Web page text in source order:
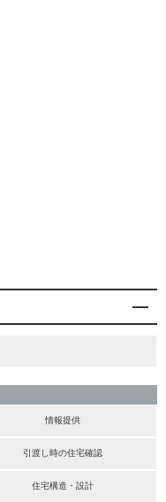
情報提供
引渡し時の住宅確認
住宅構造・設計